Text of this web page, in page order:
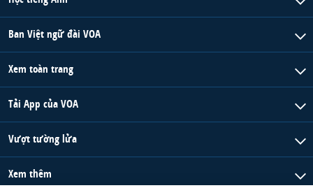
Ban Việt ngữ đài VOA
Xem toàn trang
Tải App của VOA
Vượt tường lửa
Xem thêm